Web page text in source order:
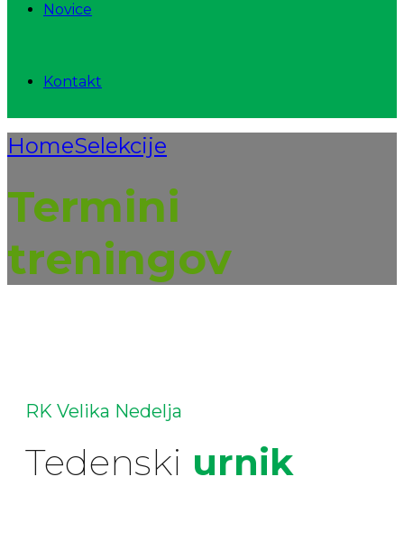
Novice
Kontakt
HomeSelekcije
Termini
treningov
RK Velika Nedelja
Tedenski urnik